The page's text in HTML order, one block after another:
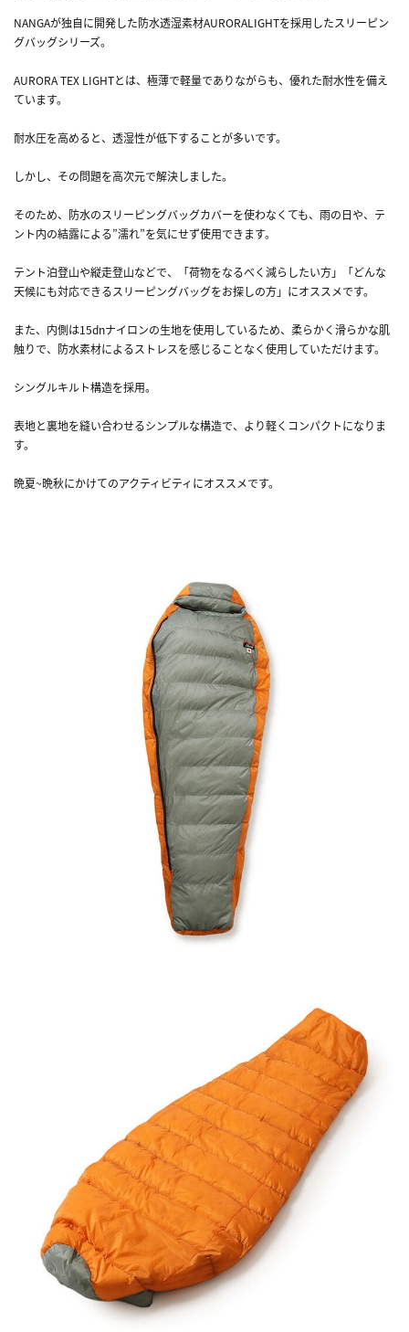
NANGAが独自に開発した防水透湿素材AURORALIGHTを採用したスリーピン
グバッグシリーズ。
AURORA TEX LIGHTとは、極薄で軽量でありながらも、優れた耐水性を備え
ています。
耐水圧を高めると、透湿性が低下することが多いです。
しかし、その問題を高次元で解決しました。
そのため、防水のスリーピングバッグカバーを使わなくても、雨の日や、テ
ント内の結露による”濡れ”を気にせず使用できます。
テント泊登山や縦走登山などで、「荷物をなるべく減らしたい方」「どんな
天候にも対応できるスリーピングバッグをお探しの方」にオススメです。
また、内側は15dnナイロンの生地を使用しているため、柔らかく滑らかな肌
触りで、防水素材によるストレスを感じることなく使用していただけます。
シングルキルト構造を採用。
表地と裏地を縫い合わせるシンプルな構造で、より軽くコンパクトになりま
す。
晩夏~晩秋にかけてのアクティビティにオススメです。